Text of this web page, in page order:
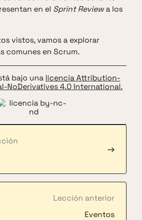
en el Sprint Reviewa los
vistos, vamos a explorar
comunes en Scrum.
bajo una licencia Attribution-
NoDerivatives 4.0 International.
Lección anterior
Eventos
→